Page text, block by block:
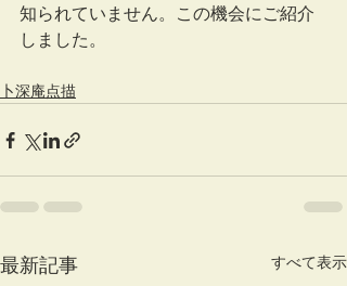
知られていません。この機会にご紹介
しました。
卜深庵点描
最新記事 すべて表示